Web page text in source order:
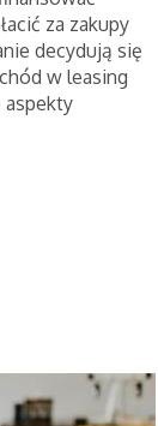
za zakupy
decydują się
w leasing
aspekty